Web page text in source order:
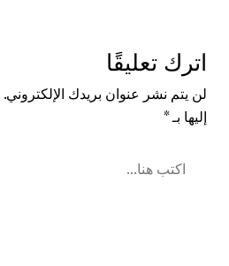
اترك تعليقًا
لن يتم نشر عنوان بريدك الإلكتروني.
إليها بـ*